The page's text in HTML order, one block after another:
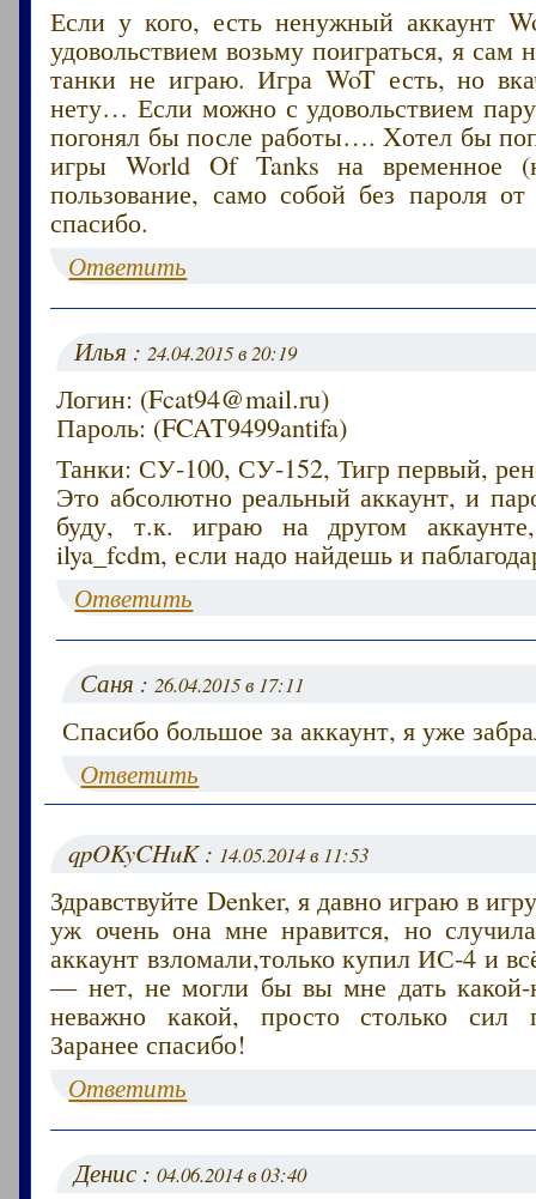
Если у кого, есть ненужный аккаунт
удовольствием возьму поиграться, я сам
танки не играю. Игра WoT есть, но
нету… Если можно с удовольствием
погонял бы после работы…. Xотел бы
игры World Of Tanks на временное
пользование, само собой без пароля
спасибо.
Ответить
Илья :24.04.2015 в 20:19
Логин: (Fcat94@mail.ru)
Пароль: (FCAT9499antifa)
Танки: СУ-100, СУ-152, Тигр первый,
Это абсолютно реальный аккаунт, и
буду, т.к. играю на другом
ilya_fcdm, если надо найдешь и
Ответить
Саня :26.04.2015 в 17:11
Спасибо большое за аккаунт, я уже
Ответить
qpOKyCHuK : 14.05.2014 в 11:53
Здравствуйте Denker, я давно играю в
уж очень она мне нравится, но
аккаунт взломали,только купил ИС-4 и
— нет, не могли бы вы мне дать какой-
неважно какой, просто столько сил
Заранее спасибо!
Ответить
Денис :04.06.2014 в 03:40